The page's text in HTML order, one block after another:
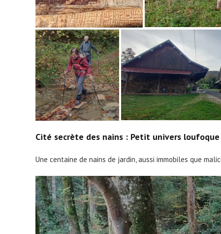
Cité secrète des nains : Petit univers
Une centaine de nains de jardin, aussi immobiles que